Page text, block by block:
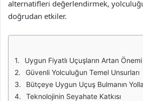
alternatifleri değerlendirmek,
doğrudan etkiler.
Uygun Fiyatlı Uçuşların Artan Önemi
Güvenli Yolculuğun Temel Unsurları
Bütçeye Uygun Uçuş Bulmanın
Teknolojinin Seyahate Katkısı